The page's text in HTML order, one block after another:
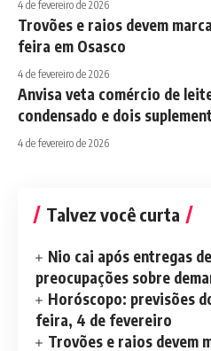
4 de fevereiro de 2026
Trovões e raios devem
feira em Osasco
4 de fevereiro de 2026
Anvisa veta comércio de
condensado e dois
4 de fevereiro de 2026
Talvez você curta
Nio cai após entregas
preocupações sobre
Horóscopo: previsões
feira, 4 de fevereiro
Trovões e raios devem